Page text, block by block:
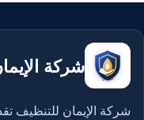
شركة
شركة الإيمان للتنظيف